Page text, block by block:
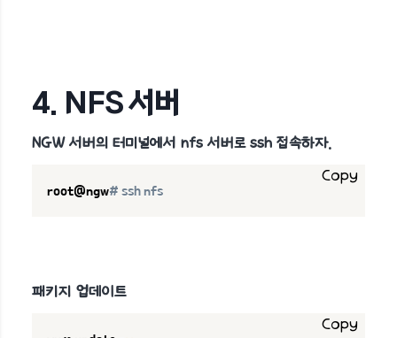
4. NFS 서버
NGW 서버의 터미널에서 nfs 서버로 ssh 접속하자.
root@ngw# ssh nfs
Copy
패키지 업데이트
Copy